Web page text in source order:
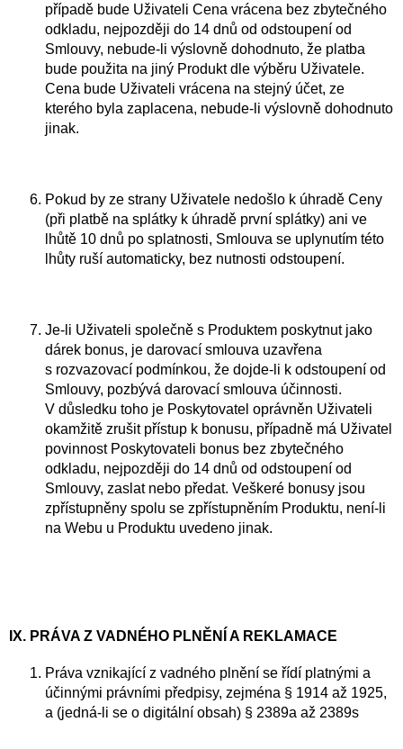
případě bude Uživateli Cena vrácena bez zbytečného
odkladu, nejpozději do 14 dnů od odstoupení od
Smlouvy, nebude-li výslovně dohodnuto, že platba
bude použita na jiný Produkt dle výběru Uživatele.
Cena bude Uživateli vrácena na stejný účet, ze
kterého byla zaplacena, nebude-li výslovně dohodnuto
jinak.
Pokud by ze strany Uživatele nedošlo k úhradě Ceny
(při platbě na splátky k úhradě první splátky) ani ve
lhůtě 10 dnů po splatnosti, Smlouva se uplynutím této
lhůty ruší automaticky, bez nutnosti odstoupení.
Je-li Uživateli společně s Produktem poskytnut jako
dárek bonus, je darovací smlouva uzavřena
s rozvazovací podmínkou, že dojde-li k odstoupení od
Smlouvy, pozbývá darovací smlouva účinnosti.
V důsledku toho je Poskytovatel oprávněn Uživateli
okamžitě zrušit přístup k bonusu, případně má Uživatel
povinnost Poskytovateli bonus bez zbytečného
odkladu, nejpozději do 14 dnů od odstoupení od
Smlouvy, zaslat nebo předat. Veškeré bonusy jsou
zpřístupněny spolu se zpřístupněním Produktu, není-li
na Webu u Produktu uvedeno jinak.
IX. PRÁVA Z VADNÉHO PLNĚNÍ A REKLAMACE
Práva vznikající z vadného plnění se řídí platnými a
účinnými právními předpisy, zejména § 1914 až 1925,
a (jedná-li se o digitální obsah) § 2389a až 2389s